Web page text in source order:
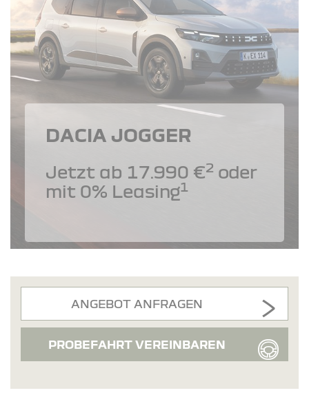
DACIA JOGGER
Jetzt ab 17.990 €2 oder
mit 0% Leasing1
ANGEBOT ANFRAGEN
PROBEFAHRT VEREINBAREN